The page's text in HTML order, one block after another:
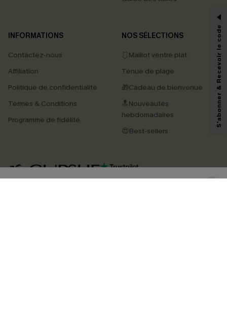
INFORMATIONS
Contactez-nous
Affiliation
Politique de confidentialité
Termes & Conditions
Programme de fidélité
NOS SÉLECTIONS
🩱Maillot ventre plat
Tenue de plage
🎁Cadeau de bienvenue
🔝Nouveautés
hebdomadaires
😍Best-sellers
4.4
marketing (y compris du contenu généré par l'IA) de Cupshe et
pouvons utiliser les données collectées sur notre site ainsi que des
savoir si ceux-ci ont été ouverts, de mesurer votre engagement, de
personnaliser nos contenus et nos offres, et de vous recommander des
produits susceptibles de vous intéresser, conformément à notre
Politique de
. Vous pouvez vous désabonner à tout moment.
S'abonner & Recevoir le code